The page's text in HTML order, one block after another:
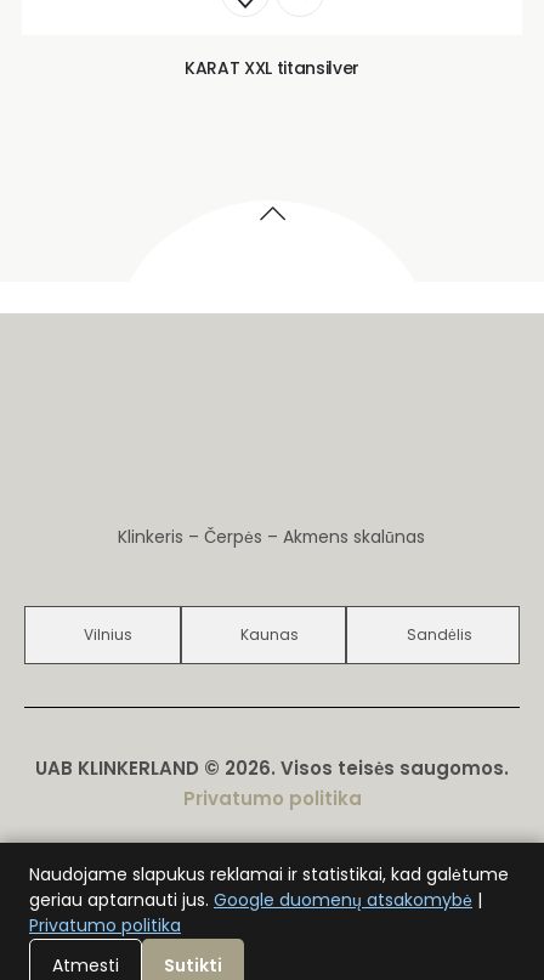
KARAT XXL titansilver
Klinkeris – Čerpės – Akmens skalūnas
Vilnius Kaunas Sandėlis
UAB KLINKERLAND © 2026. Visos teisės saugomos.
Privatumo politika
Naudojame slapukus reklamai ir statistikai, kad galėtume
geriau aptarnauti jus. Google duomenų atsakomybė |
Privatumo politika
Atmesti
Sutikti